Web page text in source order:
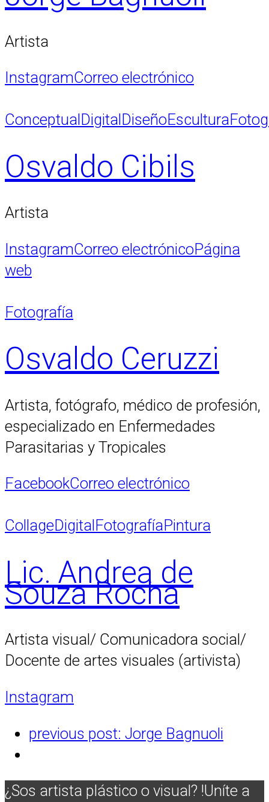
Artista
InstagramCorreo electrónico
ConceptualDigitalDiseñoEscultura
Osvaldo Cibils
Artista
InstagramCorreo electrónicoPágina
web
Fotografía
Osvaldo Ceruzzi
Artista, fotógrafo, médico de profesión,
especializado en Enfermedades
Parasitarias y Tropicales
FacebookCorreo electrónico
CollageDigitalFotografíaPintura
Lic. Andrea de
Souza Rocha
Artista visual/ Comunicadora social/
Docente de artes visuales (artivista)
Instagram
previous post: Jorge Bagnuoli
¿Sos artista plástico o visual? !Uníte a